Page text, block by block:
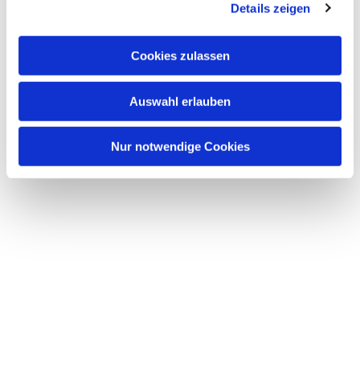
Details zeigen
Cookies zulassen
Auswahl erlauben
Nur notwendige Cookies